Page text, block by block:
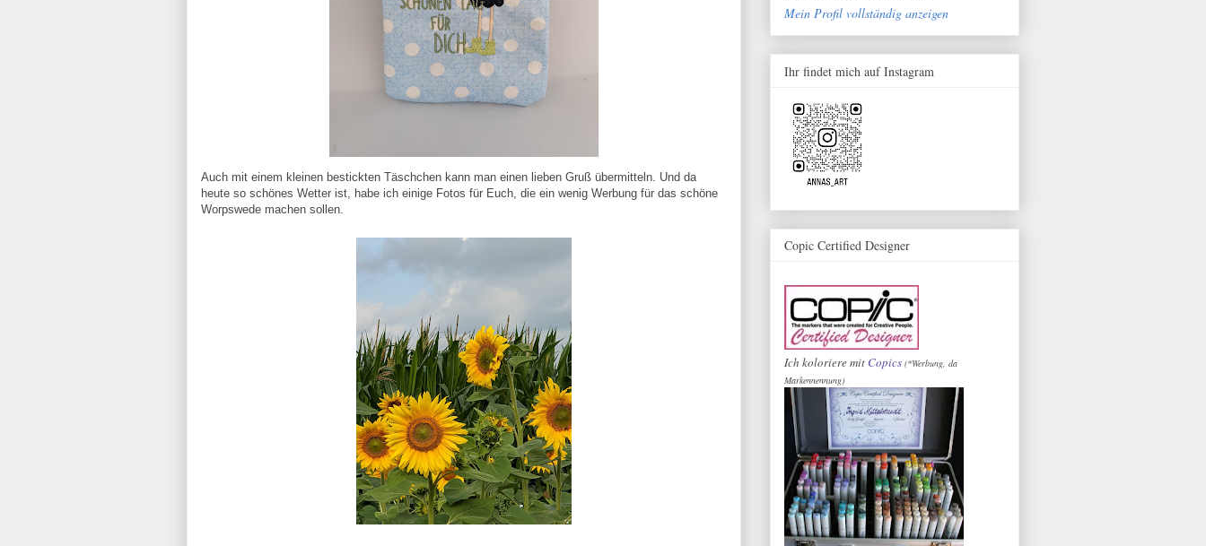
Auch mit einem kleinen bestickten Täschchen kann man einen lieben Gruß übermitteln. Und da
heute so schönes Wetter ist, habe ich einige Fotos für Euch, die ein wenig Werbung für das schöne
Worpswede machen sollen.
Mein Profil vollständig anzeigen
Ihr findet mich auf Instagram
Copic Certified Designer
Ich koloriere mit Copics (*Werbung, da
Markennennung)